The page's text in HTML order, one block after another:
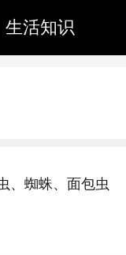
生活知识
、蜘蛛、面包虫